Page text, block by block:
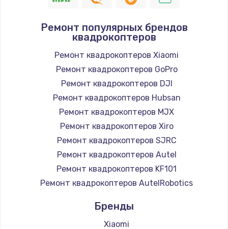
Ремонт популярных брендов
квадрокоптеров
Ремонт квадрокоптеров Xiaomi
Ремонт квадрокоптеров GoPro
Ремонт квадрокоптеров DJI
Ремонт квадрокоптеров Hubsan
Ремонт квадрокоптеров MJX
Ремонт квадрокоптеров Xiro
Ремонт квадрокоптеров SJRC
Ремонт квадрокоптеров Autel
Ремонт квадрокоптеров KF101
Ремонт квадрокоптеров AutelRobotics
Бренды
Xiaomi